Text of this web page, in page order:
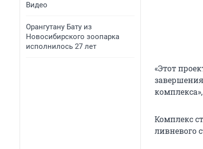
Видео
Орангутану Бату из
Новосибирского зоопарка
исполнилось 27 лет
«Этот
Комплекс
ливневого